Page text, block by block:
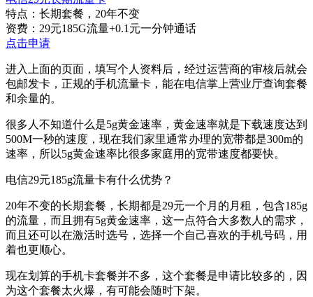
特点：长期套餐，20年不变
资费：29元185G流量+0.1元一分钟通话
点击申请
进入上面的页面，填写个人资料后，经过运营商的审核后就会
包邮发卡，正规的手机流量卡，能在电信掌上营业厅查询套餐
和余量的。
很多人不知道什么是5g黄金速率，黄金速率就是下载速度达到
500M一秒的速度，现在我们家里通常办理的宽带都是300m的
速率，所以5g黄金速率比很多家庭用的宽带速度都要快。
电信29元185g流量卡有什么优势？
20年不变的长期套餐，长期都是29元一个月的月租，包含185g
的流量，而且拥有5g黄金速率，这一点符合大多数人的需求，
而且还可以在激活时选号，选择一个自己喜欢的手机号码，用
着也更顺心。
现在划算的手机卡套餐并不多，这个套餐是申请比较多的，因
为这个套餐太火爆，有可能会随时下架。